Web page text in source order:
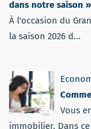
dans notre saison »
À l'occasion du
la saison 2026 d...
Vous
immobilier. Dans